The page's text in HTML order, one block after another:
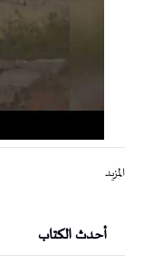
المزيد
أحدث الكتاب